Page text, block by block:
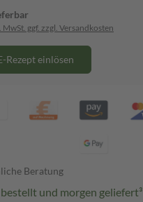
MwSt. ggf. zzgl. Versandkosten
Rezept einlösen
Beratung
und morgen geliefert³